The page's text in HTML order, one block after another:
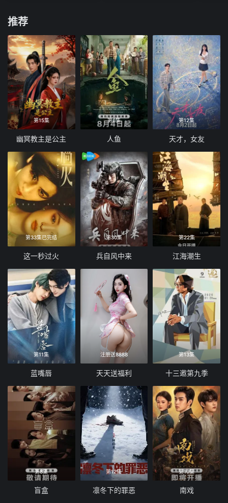
推荐
第15集
幽冥教主是公主
第6集
人鱼
第12集
天才，女友
第33集已完结
这一秒过火
第30集
兵自风中来
第22集
江海潮生
第11集
蓝嘴唇
注册送8888
天天送福利
第13集
十三邀第九季
第8集
盲盒
第12集
凛冬下的罪恶
第10集
南戏